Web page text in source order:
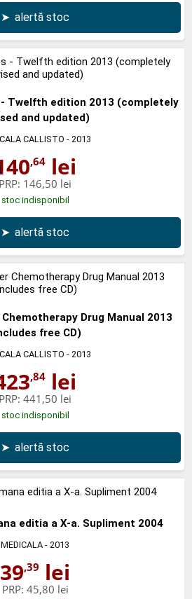
➤ alertă stoc
Twelfth edition 2013 (completely
and updated)
CALLISTO - 2013
,64lei
PRP: 146,50 lei
stoc indisponibil
➤ alertă stoc
Drug Manual 2013
free CD)
CALLISTO - 2013
,84lei
PRP: 441,50 lei
stoc indisponibil
➤ alertă stoc
editia a X-a. Supliment 2004
MEDICALA - 2013
39,39 lei
PRP: 45,80 lei